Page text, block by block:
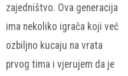
zajedništvo. Ova generacija
ima nekoliko igrača koji već
ozbiljno kucaju na vrata
prvog tima i vjerujem da je